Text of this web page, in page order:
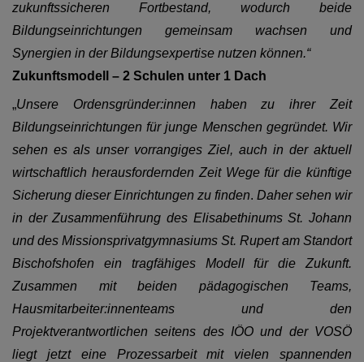
zukunftssicheren Fortbestand, wodurch beide
Bildungseinrichtungen gemeinsam wachsen und
Synergien in der Bildungsexpertise nutzen können.“
Zukunftsmodell – 2 Schulen unter 1 Dach
„Unsere Ordensgründer:innen haben zu ihrer Zeit
Bildungseinrichtungen für junge Menschen gegründet. Wir
sehen es als unser vorrangiges Ziel, auch in der aktuell
wirtschaftlich herausfordernden Zeit Wege für die künftige
Sicherung dieser Einrichtungen zu finden. Daher sehen wir
in der Zusammenführung des Elisabethinums St. Johann
und des Missionsprivatgymnasiums St. Rupert am Standort
Bischofshofen ein tragfähiges Modell für die Zukunft.
Zusammen mit beiden pädagogischen Teams,
Hausmitarbeiter:innenteams und den
Projektverantwortlichen seitens des IÖO und der VOSÖ
liegt jetzt eine Prozessarbeit mit vielen spannenden